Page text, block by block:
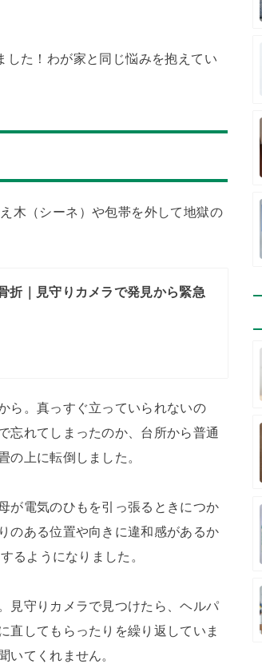
た！わが家と同じ悩みを抱えてい
木（シーネ）や包帯を外して地獄の
折｜見守りカメラで発見から緊急
ら。真っすぐ立っていられないの
忘れてしまったのか、台所から普通
の上に転倒しました。
が電気のひもを引っ張るときにつか
のある位置や向きに違和感があるか
るようになりました。
見守りカメラで見つけたら、ヘルパ
直してもらったりを繰り返していま
いてくれません。